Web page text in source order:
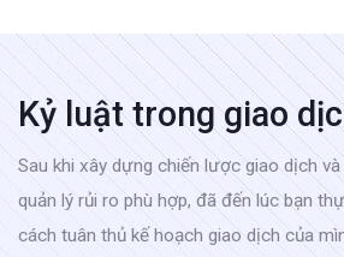
Kỷ luật trong giao
Sau khi xây dựng chiến lược giao dịch
quản lý rủi ro phù hợp, đã đến lúc bạn
cách tuân thủ kế hoạch giao dịch của